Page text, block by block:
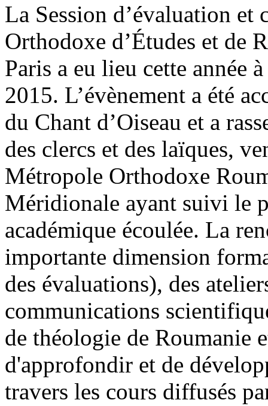
La Session d’évaluation
Orthodoxe d’Études et de
Paris a eu lieu cette année
2015. L’évènement a été
du Chant d’Oiseau et a
des clercs et des laïques,
Métropole Orthodoxe
Méridionale ayant suivi le
académique écoulée. La
importante dimension
des évaluations), des
communications
de théologie de Roumanie
d'approfondir et de
travers les cours diffusés